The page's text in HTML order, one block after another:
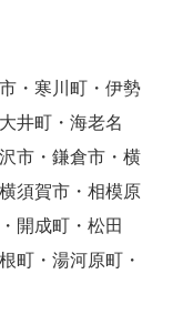
・寒川町・伊勢
井町・海老名
市・鎌倉市・横
須賀市・相模原
開成町・松田
町・湯河原町・